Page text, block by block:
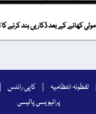
مولی کھانے کے بعد ڈکاریں بند کرنے کا
لفظونہ انتظامیہ کاپی رائٹس
پرائیویسی پالیسی